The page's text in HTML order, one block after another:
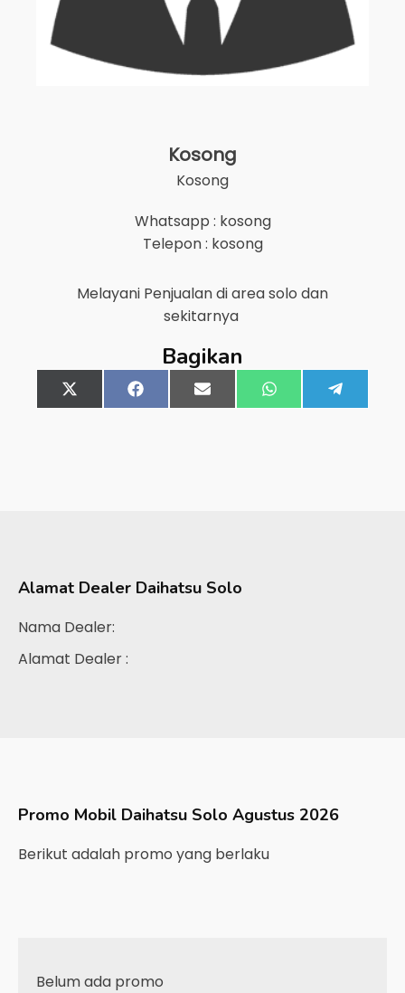
Kosong
Kosong
Whatsapp : kosong
Telepon : kosong
Melayani Penjualan di areasolo dan
sekitarnya
Bagikan
Share
on
X
(Twitter)
Share
on
FacebookShare
on
Email Share
on
WhatsApp
on
Alamat Dealer Daihatsu Solo
Nama Dealer:
Alamat Dealer :
Promo Mobil Daihatsu Solo Agustus 2026
Berikut adalah promo yang berlaku
Belum ada promo